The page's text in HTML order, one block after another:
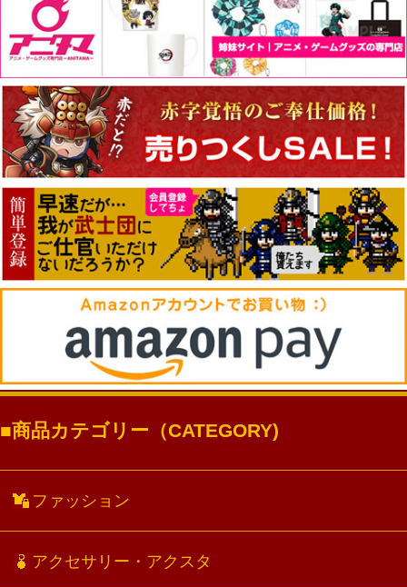
商品カテゴリー（CATEGORY)
ファッション
アクセサリー・アクスタ